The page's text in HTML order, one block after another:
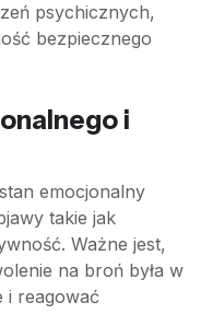
psychicznych,
bezpiecznego
i
emocjonalny
takie jak
Ważne jest,
na broń była w
i reagować